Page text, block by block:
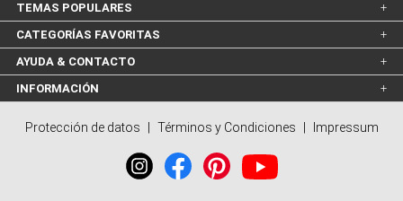
TEMAS POPULARES
CATEGORÍAS FAVORITAS
AYUDA & CONTACTO
INFORMACIÓN
Protección de datos Términos y Condiciones Impressum